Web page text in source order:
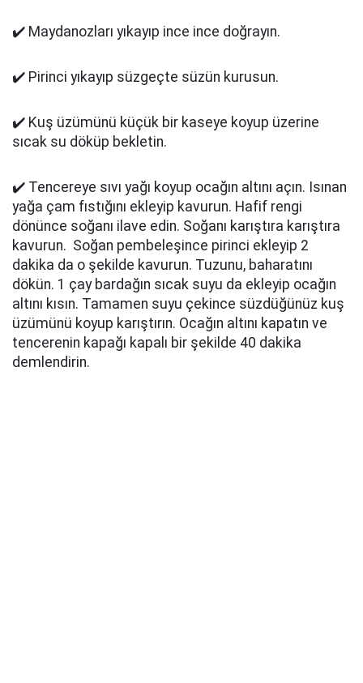
✔️ Maydanozları yıkayıp ince ince doğrayın.
✔️ Pirinci yıkayıp süzgeçte süzün kurusun.
✔️ Kuş üzümünü küçük bir kaseye koyup üzerine
sıcak su döküp bekletin.
✔️ Tencereye sıvı yağı koyup ocağın altını açın. Isınan
yağa çam fıstığını ekleyip kavurun. Hafif rengi
dönünce soğanı ilave edin. Soğanı karıştıra karıştıra
kavurun. Soğan pembeleşince pirinci ekleyip 2
dakika da o şekilde kavurun. Tuzunu, baharatını
dökün. 1 çay bardağın sıcak suyu da ekleyip ocağın
altını kısın. Tamamen suyu çekince süzdüğünüz kuş
üzümünü koyup karıştırın. Ocağın altını kapatın ve
tencerenin kapağı kapalı bir şekilde 40 dakika
demlendirin.